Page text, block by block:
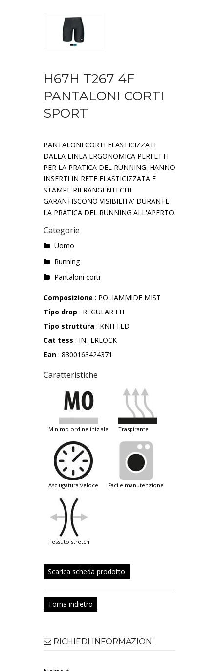
H67H T267 4F
PANTALONI CORTI
SPORT
PANTALONI CORTI ELASTICIZZATI
DALLA LINEA ERGONOMICA PERFETTI
PER LA PRATICA DEL RUNNING. HANNO
INSERTI IN RETE ELASTICIZZATA E
STAMPE RIFRANGENTI CHE
GARANTISCONO VISIBILITA' DURANTE
LA PRATICA DEL RUNNING ALL'APERTO.
Categorie
Uomo
Running
Pantaloni corti
Composizione : POLIAMMIDE MIST
Tipo drop : REGULAR FIT
Tipo struttura : KNITTED
Cat tess : INTERLOCK
Ean : 8300163424371
Caratteristiche
minimo ordine iniziale traspirante
asciugatura veloce facile manutenzione
tessuto stretch
Scarica scheda prodotto
Torna indietro
RICHIEDI INFORMAZIONI